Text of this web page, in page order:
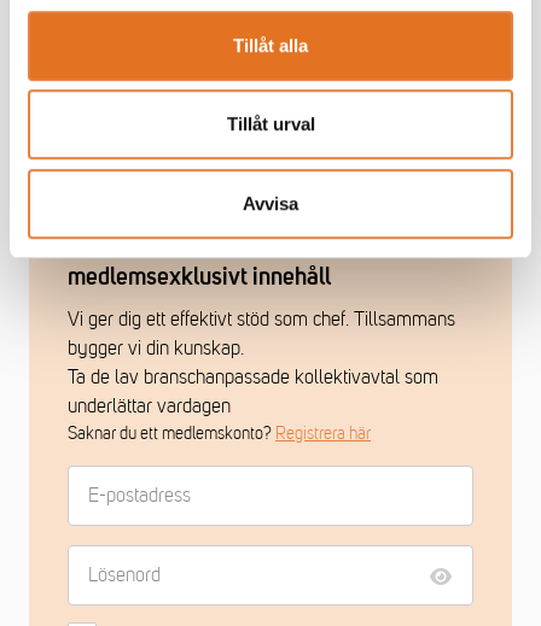
Tillåt alla
Tillåt urval
Avvisa
Som medlem får du ta del av
medlemsexklusivt innehåll
Vi ger dig ett effektivt stöd som chef. Tillsammans
bygger vi din kunskap.
Ta de lav branschanpassade kollektivavtal som
underlättar vardagen
Saknar du ett medlemskonto? Registrera här